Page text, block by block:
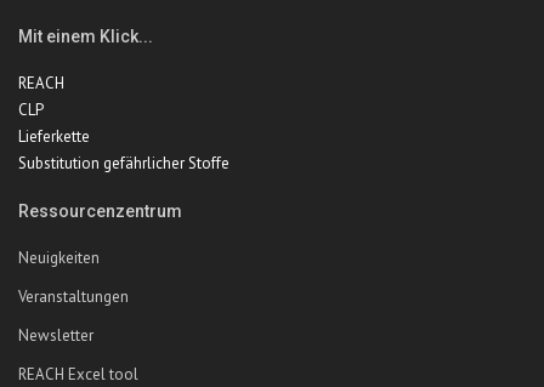
Mit einem Klick...
REACH
CLP
Lieferkette
Substitution gefährlicher Stoffe
Ressourcenzentrum
Neuigkeiten
Veranstaltungen
Newsletter
REACH Excel tool